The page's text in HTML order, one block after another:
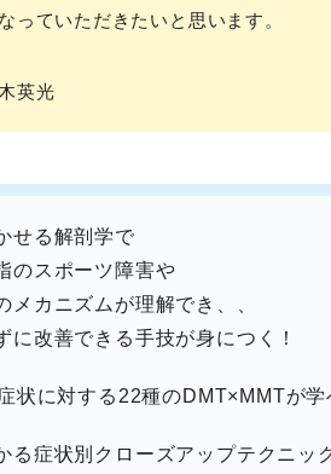
っていただきたいと思います。
英光
せる解剖学で
のスポーツ障害や
メカニズムが理解でき、、
に改善できる手技が身につく！
状に対する22種のDMT×MMTが学
る症状別クローズアップテクニッ